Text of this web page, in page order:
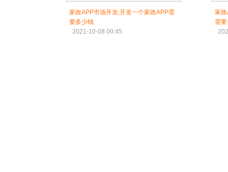
家政APP市场开发,开发一个家政APP需
要多少钱
2021-10-08 00:45
家
需